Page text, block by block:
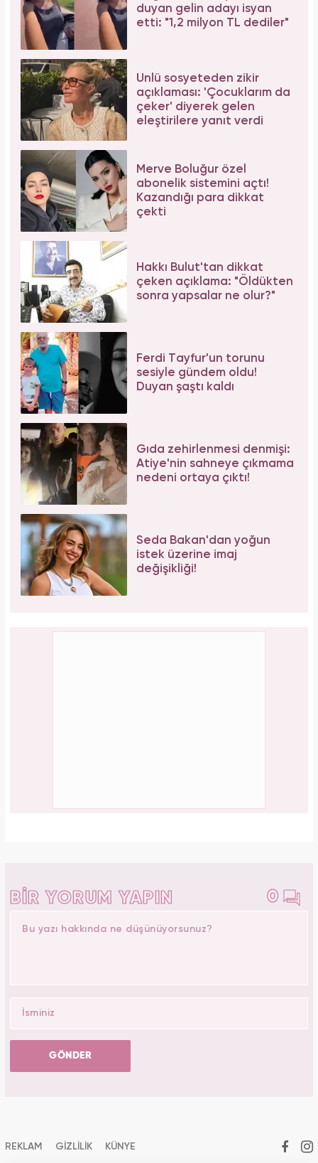
duyan gelin adayı isyan
etti: "1,2 milyon TL dediler"
Ünlü sosyeteden zikir
açıklaması: 'Çocuklarım da
çeker' diyerek gelen
eleştirilere yanıt verdi
Merve Boluğur özel
abonelik sistemini açtı!
Kazandığı para dikkat
çekti
Hakkı Bulut'tan dikkat
çeken açıklama: "Öldükten
sonra yapsalar ne olur?"
Ferdi Tayfur'un torunu
sesiyle gündem oldu!
Duyan şaştı kaldı
Gıda zehirlenmesi denmişi:
Atiye'nin sahneye çıkmama
nedeni ortaya çıktı!
Seda Bakan'dan yoğun
istek üzerine imaj
değişikliği!
BİR YORUM YAPIN 0
GÖNDER
REKLAM GİZLİLİK KÜNYE